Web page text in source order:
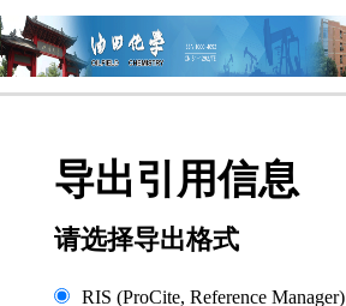
导出引用信息
请选择导出格式
RIS (ProCite, Reference Manager)